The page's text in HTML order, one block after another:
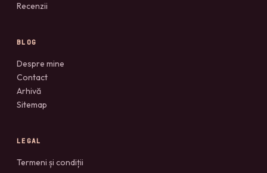
Recenzii
BLOG
Despre mine
Contact
Arhivă
Sitemap
LEGAL
Termeni și condiții